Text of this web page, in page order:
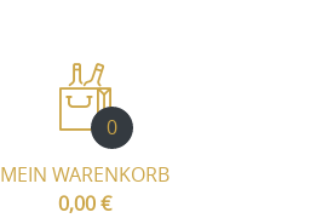
0
MEIN WARENKORB
0,00 €